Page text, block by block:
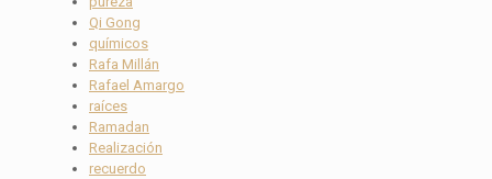
Qi Gong
químicos
Rafa Millán
Rafael Amargo
raíces
Ramadan
Realización
recuerdo